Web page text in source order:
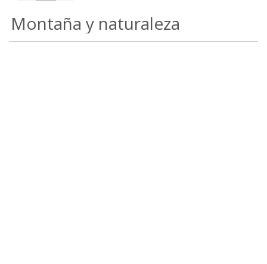
Montaña y naturaleza